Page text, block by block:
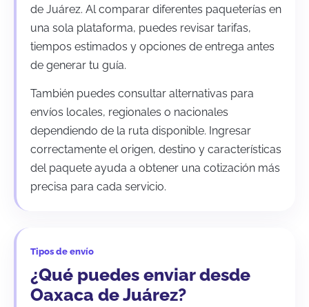
de Juárez. Al comparar diferentes paqueterías en
una sola plataforma, puedes revisar tarifas,
tiempos estimados y opciones de entrega antes
de generar tu guía.
También puedes consultar alternativas para
envíos locales, regionales o nacionales
dependiendo de la ruta disponible. Ingresar
correctamente el origen, destino y características
del paquete ayuda a obtener una cotización más
precisa para cada servicio.
Tipos de envío
¿Qué puedes enviar desde
Oaxaca de Juárez?